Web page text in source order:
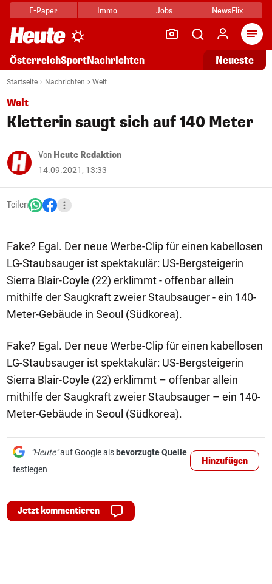
E-Paper Immo Jobs NewsFlix
ÖsterreichSportNachrichten Neueste
Startseite Nachrichten Welt
Welt
Kletterin saugt sich auf 140 Meter
Von Heute Redaktion
14.09.2021, 13:33
Teilen
Fake? Egal. Der neue Werbe-Clip für einen kabellosen
LG-Staubsauger ist spektakulär: US-Bergsteigerin
Sierra Blair-Coyle (22) erklimmt - offenbar allein
mithilfe der Saugkraft zweier Staubsauger - ein 140-
Meter-Gebäude in Seoul (Südkorea).
Fake? Egal. Der neue Werbe-Clip für einen kabellosen
LG-Staubsauger ist spektakulär: US-Bergsteigerin
Sierra Blair-Coyle (22) erklimmt – offenbar allein
mithilfe der Saugkraft zweier Staubsauger – ein 140-
Meter-Gebäude in Seoul (Südkorea).
"Heute"auf Google als bevorzugte Quelle
festlegen
Hinzufügen
Jetzt kommentieren